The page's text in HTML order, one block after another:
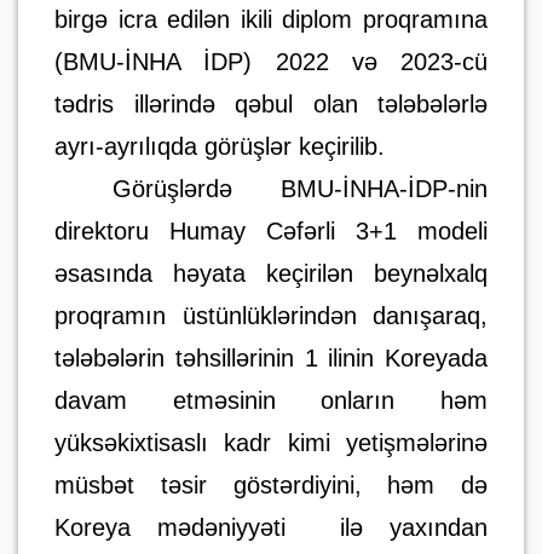
birgə icra edilən ikili diplom proqramına
(BMU-İNHA İDP) 2022 və 2023-cü
tədris illərində qəbul olan tələbələrlə
ayrı-ayrılıqda görüşlər keçirilib.
Görüşlərdə BMU-İNHA-İDP-nin
direktoru Humay Cəfərli 3+1 modeli
əsasında həyata keçirilən beynəlxalq
proqramın üstünlüklərindən danışaraq,
tələbələrin təhsillərinin 1 ilinin Koreyada
davam etməsinin onların həm
yüksəkixtisaslı kadr kimi yetişmələrinə
müsbət təsir göstərdiyini, həm də
Koreya mədəniyyəti ilə yaxından